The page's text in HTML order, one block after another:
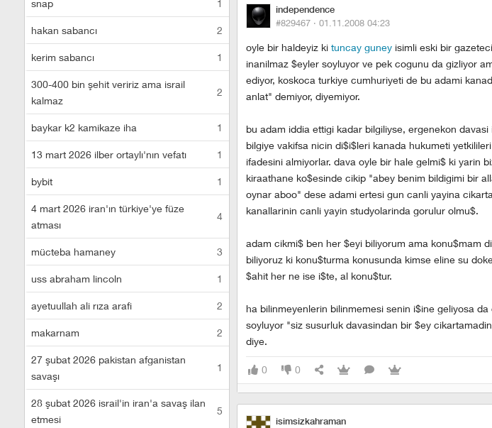
snap 1
hakan sabancı 2
kerim sabancı 1
300-400 bin şehit veririz ama israil
kalmaz
2
baykar k2 kamikaze iha 1
13 mart 2026 ilber ortaylı'nın vefatı 1
bybit 1
4 mart 2026 iran'ın türkiye'ye füze
atması
4
mücteba hamaney 3
uss abraham lincoln 1
ayetuullah ali rıza arafi 2
makarnam 2
27 şubat 2026 pakistan afganistan
savaşı
1
28 şubat 2026 israil'in iran'a savaş ilan
etmesi
5
independence
#829467 · 01.11.2008 04:23
oyle bir haldeyiz ki tuncay guney isimli eski bir
inanilmaz $eyler soyluyor ve pek cogunu da gizliyor
ediyor, koskoca turkiye cumhuriyeti de bu adami
anlat" demiyor, diyemiyor.
bu adam iddia ettigi kadar bilgiliyse, ergenekon
bilgiye vakifsa nicin di$i$leri kanada hukumeti
ifadesini almiyorlar. dava oyle bir hale gelmi$ ki yarin
kiraathane ko$esinde cikip "abey benim bildigimi bir
oynar aboo" dese adami ertesi gun canli yayina
kanallarinin canli yayin studyolarinda gorulur olmu$.
adam cikmi$ ben her $eyi biliyorum ama konu$mam
biliyoruz ki konu$turma konusunda kimse eline su
$ahit her ne ise i$te, al konu$tur.
ha bilinmeyenlerin bilinmemesi senin i$ine geliyosa
soyluyor "siz susurluk davasindan bir $ey
diye.
0 0
isimsizkahraman